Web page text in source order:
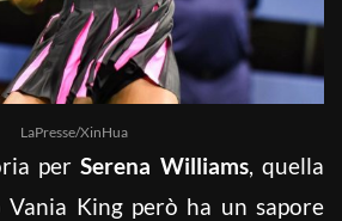
LaPresse/XinHua
perSerena Williams, quella
King però ha un sapore